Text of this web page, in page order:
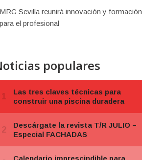
MRG Sevilla reunirá innovación y formación
para el profesional
populares